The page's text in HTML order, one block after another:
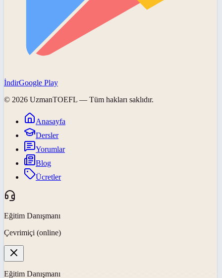
İndirGoogle Play
© 2026 UzmanTOEFL — Tüm hakları saklıdır.
Anasayfa
Dersler
Yorumlar
Blog
Ücretler
Eğitim Danışmanı
Çevrimiçi (online)
Eğitim Danışmanı